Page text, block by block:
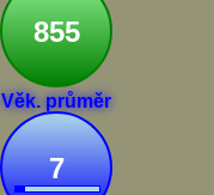
855
Věk. průměr
7